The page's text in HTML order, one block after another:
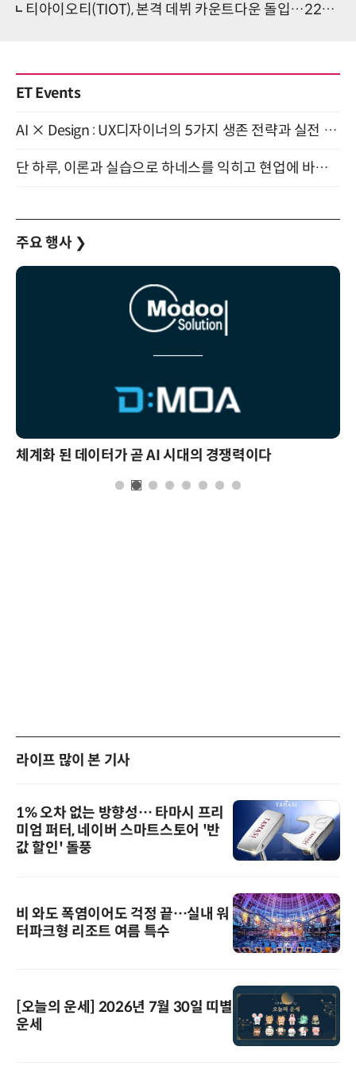
티아이오티(TIOT), 본격 데뷔 카운트다운 돌입…22일 정식 데뷔
ET Events
AI × Design : UX디자이너의 5가지 생존 전략과 실전 대응 8월 28일 개최
단 하루, 이론과 실습으로 하네스를 익히고 현업에 바로 쓰는 핸즈온 워크숍 (8/20)
주요 행사 ❯
체계화 된 데이터가 곧 AI 시대의 경쟁력이다
라이프 많이 본 기사
1% 오차 없는 방향성… 타마시 프리
미엄 퍼터, 네이버 스마트스토어 '반
값 할인' 돌풍
비 와도 폭염이어도 걱정 끝…실내 워
터파크형 리조트 여름 특수
[오늘의 운세] 2026년 7월 30일 띠별
운세